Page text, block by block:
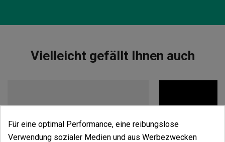
Vielleicht gefällt Ihnen auch
Für eine optimal Performance, eine reibungslose
Verwendung sozialer Medien und aus Werbezwecken